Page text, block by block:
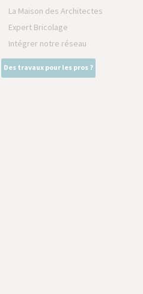
La Maison des Architectes
Expert Bricolage
Intégrer notre réseau
Des travaux pour les pros ?